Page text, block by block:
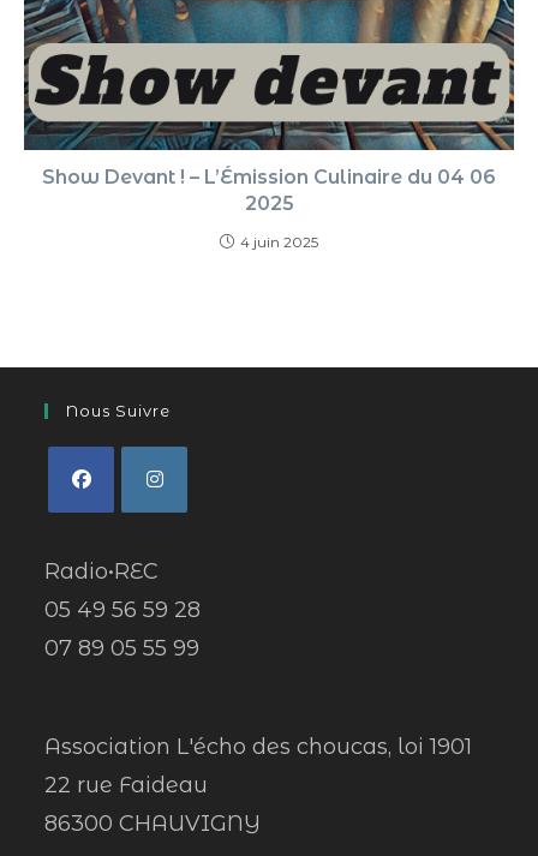
Show Devant ! – L’Émission Culinaire du 04 06
2025
4 juin 2025
Nous Suivre
Radio•REC
05 49 56 59 28
07 89 05 55 99
Association L'écho des choucas, loi 1901
22 rue Faideau
86300 CHAUVIGNY